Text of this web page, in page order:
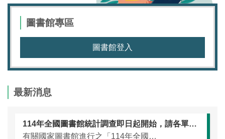
圖書館專區
圖書館登入
最新消息
114年全國圖書館統計調查即日起開始，請各單位協助於本（115）年5月25日前完成統計資訊填報（延長至7月10日）
有關國家圖書館進行之「114年全國圖書館統計」調查，涵蓋全國大專校院圖書館、國民小學圖書館、國民中學圖書館、高級中等學校暨特殊教育學校圖書館，以及專門圖書館，藉由相關統計數據之蒐集，將有助瞭解我國各類...